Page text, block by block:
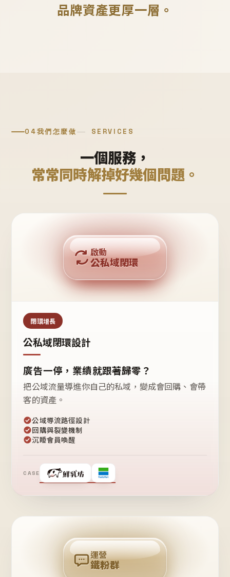
品牌資產更厚一層。
04我們怎麼做 SERVICES
一個服務，
常常同時解掉好幾個問題。
公域流量
私域鐵粉
回購複利
啟動
公私域閉環
閉環增長
公私域閉環設計
廣告一停，業績就跟著歸零？
把公域流量導進你自己的私域，變成會回購、會帶
客的資產。
公域導流路徑設計
回購與裂變機制
沉睡會員喚醒
CASE
❤
粉
回
購
運營
鐵粉群